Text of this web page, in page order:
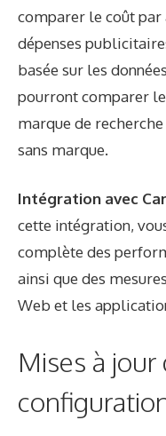
comparer le coût
dépenses
basée sur les
pourront comparer
marque de
sans marque.
Intégration avec
cette intégration,
complète des
ainsi que des
Web et les
Mises à jour